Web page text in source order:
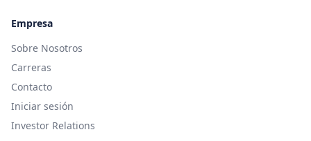
Empresa
Sobre Nosotros
Carreras
Contacto
Iniciar sesión
Investor Relations